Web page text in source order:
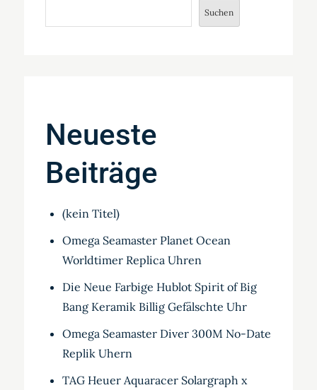
Suchen
Neueste
Beiträge
(kein Titel)
Omega Seamaster Planet Ocean
Worldtimer Replica Uhren
Die Neue Farbige Hublot Spirit of Big
Bang Keramik Billig Gefälschte Uhr
Omega Seamaster Diver 300M No-Date
Replik Uhern
TAG Heuer Aquaracer Solargraph x